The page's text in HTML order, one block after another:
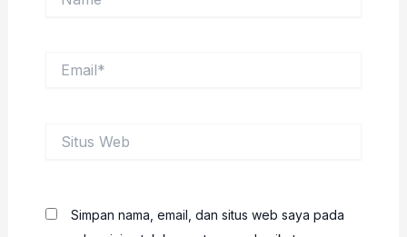
Web
Simpan nama, email, dan situs web saya pada